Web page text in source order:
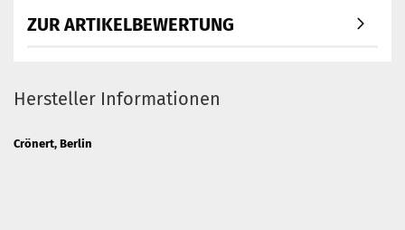
ZUR ARTIKELBEWERTUNG
Hersteller Informationen
Crönert, Berlin